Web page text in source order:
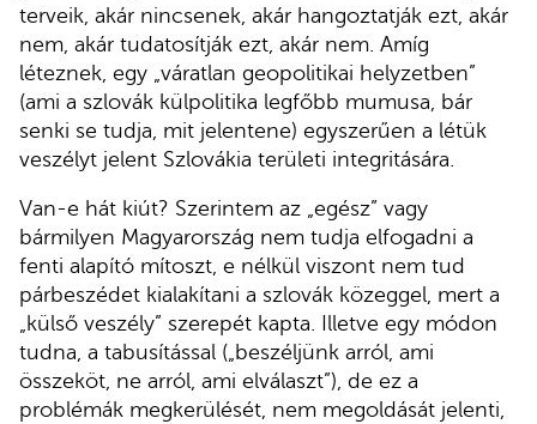
terveik, akár nincsenek, akár hangoztatják ezt, akár
nem, akár tudatosítják ezt, akár nem. Amíg
léteznek, egy „váratlan geopolitikai helyzetben”
(ami a szlovák külpolitika legfőbb mumusa, bár
senki se tudja, mit jelentene) egyszerűen a létük
veszélyt jelent Szlovákia területi integritására.
Van-e hát kiút? Szerintem az „egész” vagy
bármilyen Magyarország nem tudja elfogadni a
fenti alapító mítoszt, e nélkül viszont nem tud
párbeszédet kialakítani a szlovák közeggel, mert a
„külső veszély” szerepét kapta. Illetve egy módon
tudna, a tabusítással („beszéljünk arról, ami
összeköt, ne arról, ami elválaszt”), de ez a
problémák megkerülését, nem megoldását jelenti,